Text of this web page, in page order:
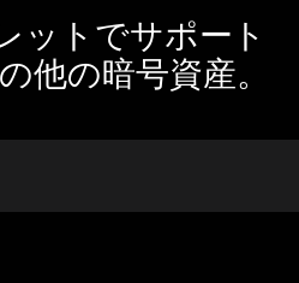
ットでサポート
他の暗号資産。